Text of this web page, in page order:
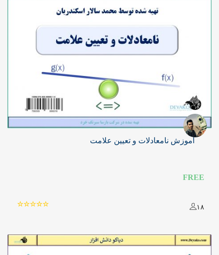
آموزش نامعادلات و تعیین علامت
FREE
۱۸